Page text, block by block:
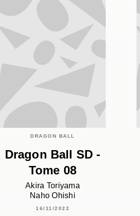
DRAGON BALL
Dragon Ball SD -
Tome 08
Akira Toriyama
Naho Ohishi
16/11/2022